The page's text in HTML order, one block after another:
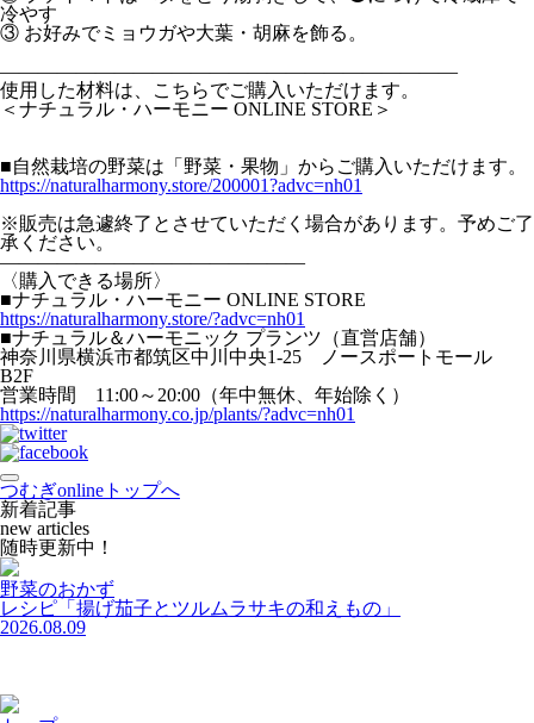
冷やす
③ お好みでミョウガや大葉・胡麻を飾る。
————————————————————————
使用した材料は、こちらでご購入いただけます。
＜ナチュラル・ハーモニー ONLINE STORE＞
■自然栽培の野菜は「野菜・果物」からご購入いただけます。
https://naturalharmony.store/200001?advc=nh01
※販売は急遽終了とさせていただく場合があります。予めご了
承ください。
————————————————
〈購入できる場所〉
■ナチュラル・ハーモニー ONLINE STORE
https://naturalharmony.store/?advc=nh01
■ナチュラル＆ハーモニック プランツ（直営店舗）
神奈川県横浜市都筑区中川中央1-25 ノースポートモール
B2F
営業時間 11:00～20:00（年中無休、年始除く）
https://naturalharmony.co.jp/plants/?advc=nh01
つむぎonlineトップへ
新着記事
new articles
随時更新中 ！
野菜のおかず
レシピ「揚げ茄子とツルムラサキの和えもの」
2026.08.09